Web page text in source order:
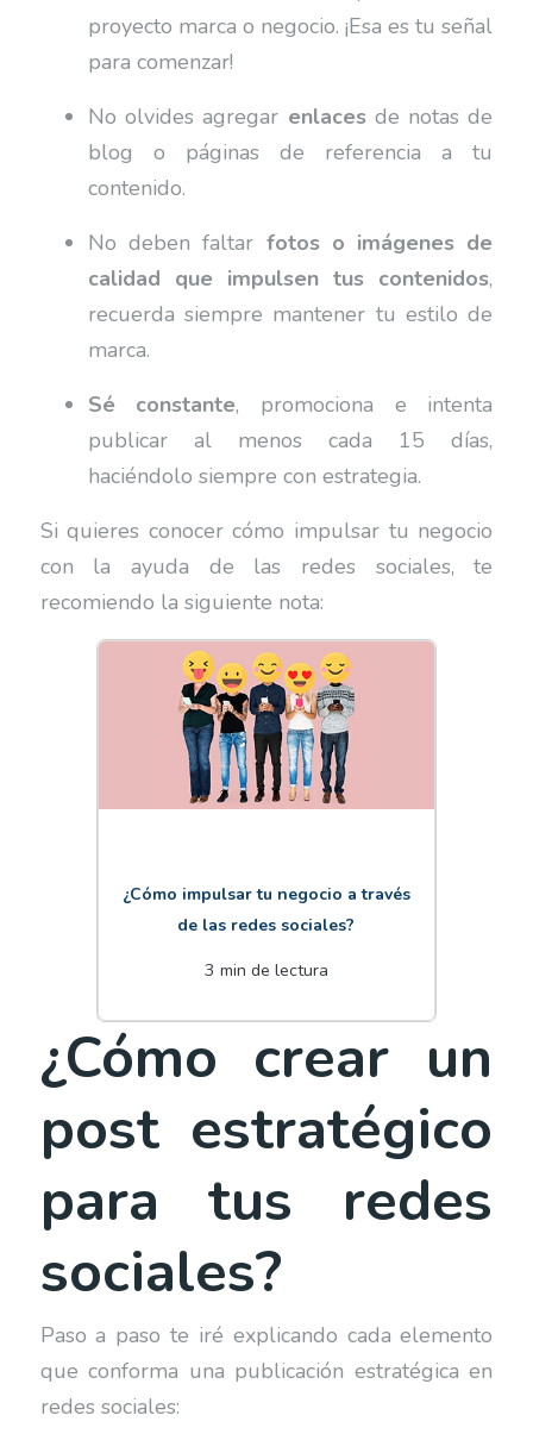
proyecto marca o negocio. ¡Esa es tu señal
para comenzar!
No olvides agregar enlacesde notas de
blog o páginas de referencia a tu
contenido.
No deben faltar fotos o imágenes de
calidad que impulsen tus contenidos,
recuerda siempre mantener tu estilo de
marca.
Sé constante, promociona e intenta
publicar al menos cada 15 días,
haciéndolo siempre con estrategia.
Si quieres conocer cómo impulsar tu negocio
con la ayuda de las redes sociales, te
recomiendo la siguiente nota:
¿Cómo impulsar tu negocio a través
de las redes sociales?
3 min de lectura
¿Cómo crear un
post estratégico
para tus redes
sociales?
Paso a paso te iré explicando cada elemento
que conforma una publicación estratégica en
redes sociales: